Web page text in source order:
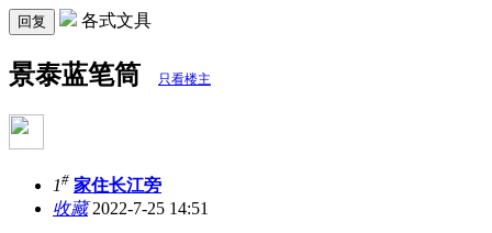
回复 各式文具
景泰蓝笔筒 只看楼主
1# 家住长江旁
收藏2022-7-25 14:51